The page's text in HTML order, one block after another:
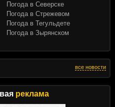
все новости
реклама
Погода в Северске
Погода в Стрежевом
Погода в Тегульдете
Погода в Зырянском